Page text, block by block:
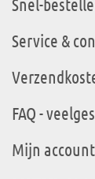
Service &
FAQ -
Mijn account